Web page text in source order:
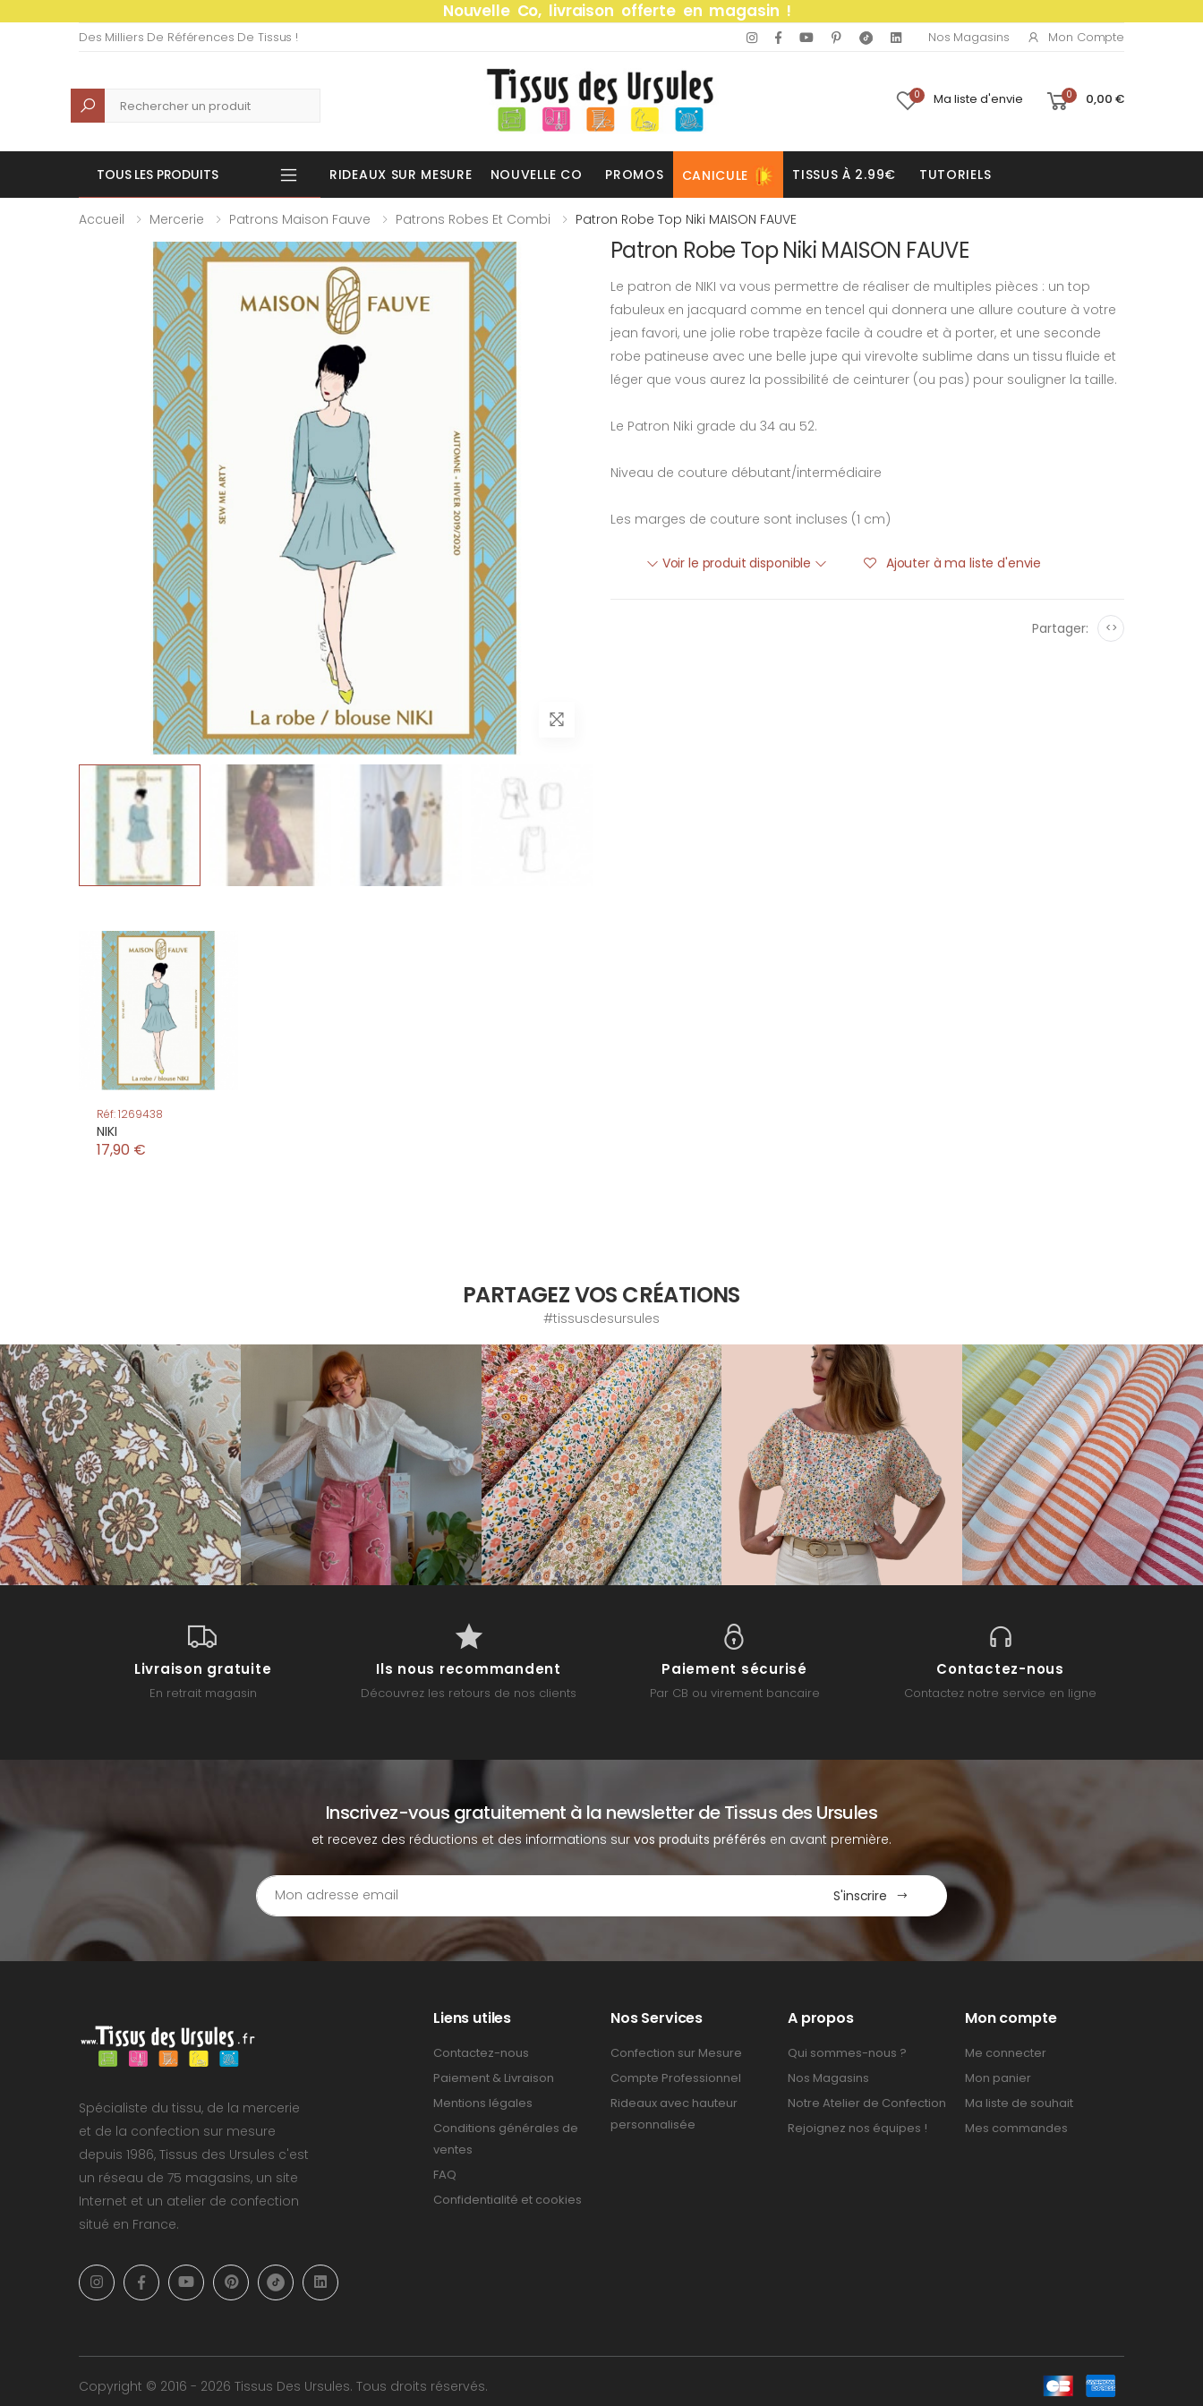
Nouvelle Co, livraison offerte en magasin !
Des Milliers De Références De Tissus ! Nos Magasins Mon Compte
Recherche 0 Ma liste d'envie 0 0,00 €
TOUS LES PRODUITS RIDEAUX SUR MESURE NOUVELLE CO PROMOS CANICULE TISSUS À 2.99€ TUTORIELS
Accueil Mercerie Patrons Maison Fauve Patrons Robes Et Combi Patron Robe Top Niki MAISON FAUVE
Patron Robe Top Niki MAISON FAUVE
Le patron de NIKI va vous permettre de réaliser de multiples pièces : un top
fabuleux en jacquard comme en tencel qui donnera une allure couture à votre
jean favori, une jolie robe trapèze facile à coudre et à porter, et une seconde
robe patineuse avec une belle jupe qui virevolte sublime dans un tissu fluide et
léger que vous aurez la possibilité de ceinturer (ou pas) pour souligner la taille.
Le Patron Niki grade du 34 au 52.
Niveau de couture débutant/intermédiaire
Les marges de couture sont incluses (1 cm)
Voir le produit disponible Ajouter à ma liste d'envie
Partager: <>
Réf: 1269438
NIKI
17,90 €
PARTAGEZ VOS CRÉATIONS
#tissusdesursules
Livraison gratuite
En retrait magasin
Ils nous recommandent
Découvrez les retours de nos clients
Paiement sécurisé
Par CB ou virement bancaire
Contactez-nous
Contactez notre service en ligne
Inscrivez-vous gratuitement à la newsletter de Tissus des Ursules
et recevez des réductions et des informations survos produits préférés en avant première.
S'inscrire
Spécialiste du tissu, de la mercerie
et de la confection sur mesure
depuis 1986, Tissus des Ursules c'est
un réseau de 75 magasins, un site
Internet et un atelier de confection
situé en France.
Liens utiles
Contactez-nous
Paiement & Livraison
Mentions légales
Conditions générales de
ventes
FAQ
Confidentialité et cookies
Nos Services
Confection sur Mesure
Compte Professionnel
Rideaux avec hauteur
personnalisée
A propos
Qui sommes-nous ?
Nos Magasins
Notre Atelier de Confection
Rejoignez nos équipes !
Mon compte
Me connecter
Mon panier
Ma liste de souhait
Mes commandes
Copyright © 2016 - 2026 Tissus Des Ursules. Tous droits réservés.